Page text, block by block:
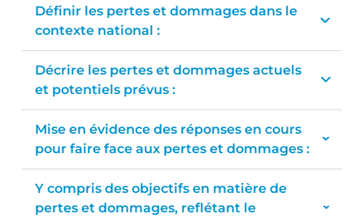
Définir les pertes et dommages dans le
contexte national :
Décrire les pertes et dommages actuels
et potentiels prévus :
Mise en évidence des réponses en cours
pour faire face aux pertes et dommages :
Y compris des objectifs en matière de
pertes et dommages, reflétant le